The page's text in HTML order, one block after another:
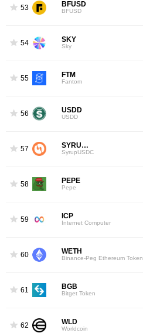
53 BFUSD
BFUSD
54 SKY
Sky
55 FTM
Fantom
56 USDD
USDD
57 SYRUPUSDC
SyrupUSDC
58 PEPE
Pepe
59 ICP
Internet Computer
60 WETH
Binance-Peg Ethereum Token
61 BGB
Bitget Token
62 WLD
Worldcoin